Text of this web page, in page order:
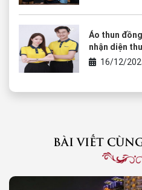
Áo thun
nhận diện
rượu vang
16/12/
BÀI VIẾT